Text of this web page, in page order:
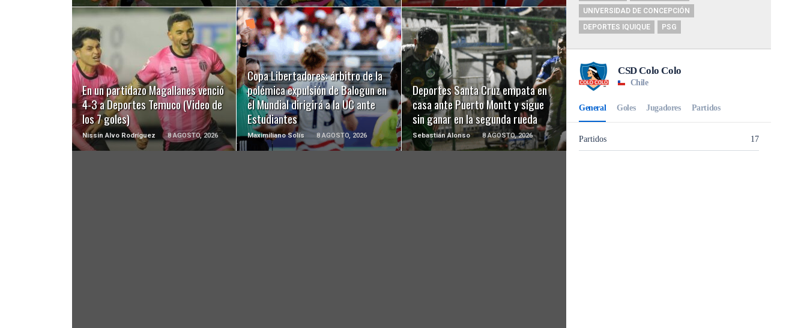
En un partidazo Magallanes venció
4-3 a Deportes Temuco (Video de
los 7 goles)
Nissin Alvo Rodríguez 8 AGOSTO, 2026
LEER MÁS
Copa Libertadores: árbitro de la
polémica expulsión de Balogun en
el Mundial dirigirá a la UC ante
Estudiantes
Maximiliano Solís 8 AGOSTO, 2026
LEER MÁS
Deportes Santa Cruz empata en
casa ante Puerto Montt y sigue
sin ganar en la segunda rueda
Sebastián Alonso 8 AGOSTO, 2026
LEER MÁS
UNIVERSIDAD DE CONCEPCIÓN
DEPORTES IQUIQUE
PSG